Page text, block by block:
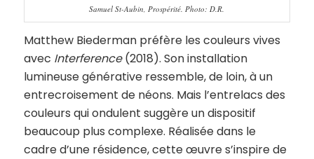
Samuel St-Aubin, Prospérité. Photo: D.R.
Matthew Biederman préfère les couleurs vives
avec Interference(2018). Son installation
lumineuse générative ressemble, de loin, à un
entrecroisement de néons. Mais l’entrelacs des
couleurs qui ondulent suggère un dispositif
beaucoup plus complexe. Réalisée dans le
cadre d’une résidence, cette œuvre s’inspire de